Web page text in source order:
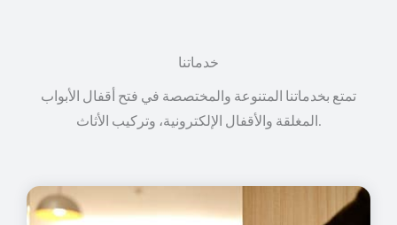
خدماتنا
تمتع بخدماتنا المتنوعة والمختصصة في فتح أقفال الأبواب